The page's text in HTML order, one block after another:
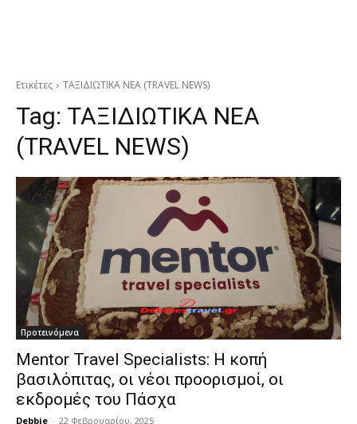
Ετικέτες ΤΑΞΙΔΙΩΤΙΚΑ ΝΕΑ (TRAVEL NEWS)
Tag: ΤΑΞΙΔΙΩΤΙΚΑ ΝΕΑ
(TRAVEL NEWS)
Προτεινόμενα
Mentor Travel Specialists: Η κοπή
βασιλόπιτας, οι νέοι προορισμοί, οι
εκδρομές του Πάσχα
Debbie - 22 Φεβρουαρίου, 2025